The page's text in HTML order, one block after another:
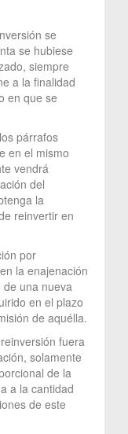
se
se hubiese
siempre
a la finalidad
en que se
párrafos
en el mismo
vendrá
del
la
reinvertir en
por
la enajenación
una nueva
en el plazo
de aquélla.
fuera
solamente
de la
a la cantidad
de este